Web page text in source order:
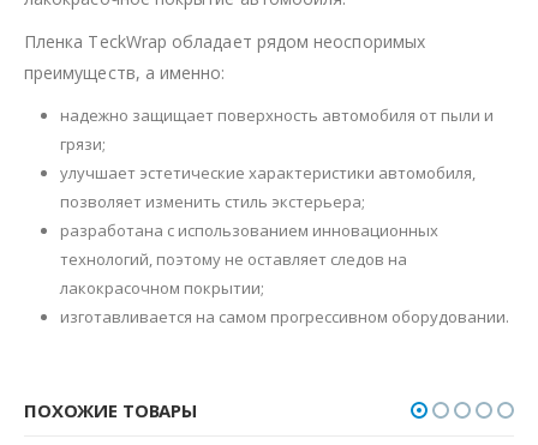
Пленка TeckWrap обладает рядом неоспоримых
преимуществ, а именно:
надежно защищает поверхность автомобиля от пыли и
грязи;
улучшает эстетические характеристики автомобиля,
позволяет изменить стиль экстерьера;
разработана с использованием инновационных
технологий, поэтому не оставляет следов на
лакокрасочном покрытии;
изготавливается на самом прогрессивном оборудовании.
ПОХОЖИЕ ТОВАРЫ